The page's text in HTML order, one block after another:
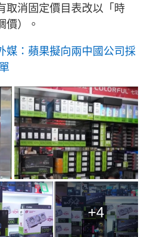
取消固定價目表改以「時
價）。
媒：蘋果擬向兩中國公司採
+4